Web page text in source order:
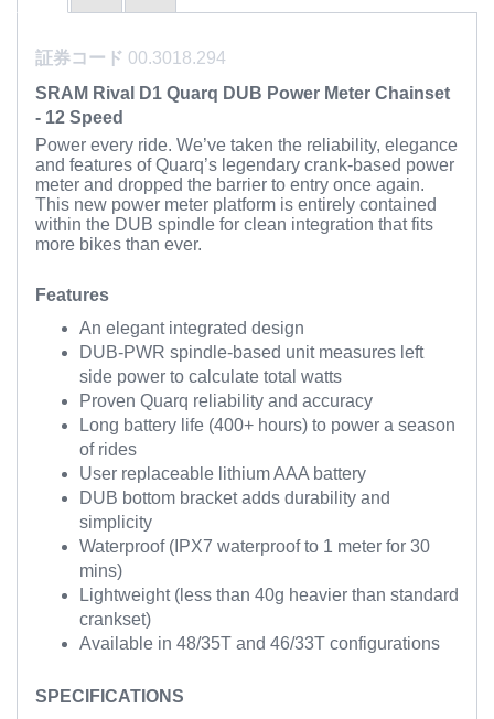
証券コード 00.3018.294
SRAM Rival D1 Quarq DUB Power Meter Chainset
- 12 Speed
Power every ride. We’ve taken the reliability, elegance
and features of Quarq’s legendary crank-based power
meter and dropped the barrier to entry once again.
This new power meter platform is entirely contained
within the DUB spindle for clean integration that fits
more bikes than ever.
Features
An elegant integrated design
DUB-PWR spindle-based unit measures left
side power to calculate total watts
Proven Quarq reliability and accuracy
Long battery life (400+ hours) to power a season
of rides
User replaceable lithium AAA battery
DUB bottom bracket adds durability and
simplicity
Waterproof (IPX7 waterproof to 1 meter for 30
mins)
Lightweight (less than 40g heavier than standard
crankset)
Available in 48/35T and 46/33T configurations
SPECIFICATIONS